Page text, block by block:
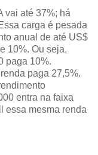
vai até 37%; há
carga é pesada
anual de até US$
10%. Ou seja,
paga 10%.
paga 27,5%.
entra na faixa
essa mesma renda